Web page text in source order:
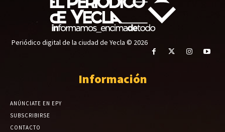
Periódico digital de la ciudad de Yecla © 2026
Información
ANÚNCIATE EN EPY
SUBSCRIBIRSE
CONTACTO